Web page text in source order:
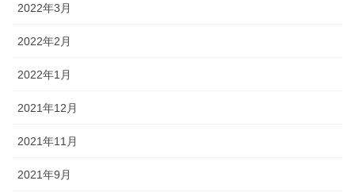
2022年3月
2022年2月
2022年1月
2021年12月
2021年11月
2021年9月